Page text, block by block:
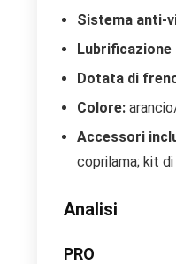
Sistema anti-
Dotata di
Colore:
Accessori
coprilama; kit
Analisi
PRO